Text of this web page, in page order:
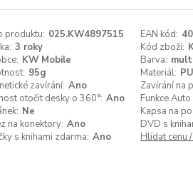
produktu: 025.KW4897515 EAN kód:
3 roky Kód zboží:
KW Mobile Barva:
95g Materiál:
zavírání: Ano Zavírání na
otočit desky o 360°: Ano Funkce
Ne Kapsa na
na konektory: Ano DVD s
s knihami zdarma: Ano Hlídat cenu